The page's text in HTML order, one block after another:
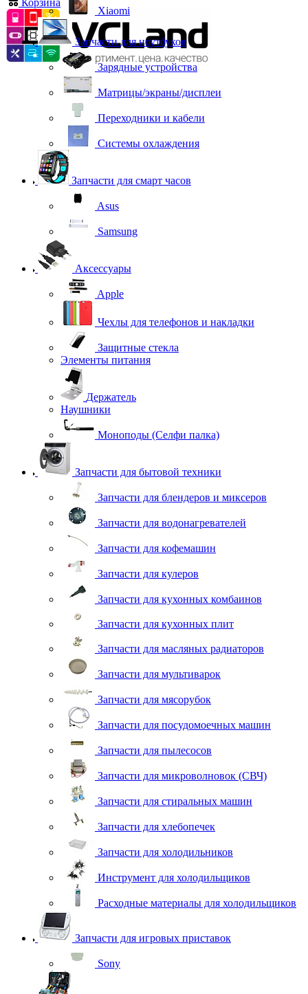
Корзина
Xiaomi
Запчасти для ноутбуков
Зарядные устройства
Матрицы/экраны/дисплеи
Переходники и кабели
Системы охлаждения
Запчасти для смарт часов
Asus
Samsung
Аксессуары
Apple
Чехлы для телефонов и накладки
Защитные стекла
Элементы питания
Держатель
Наушники
Моноподы (Селфи палка)
Запчасти для бытовой техники
Запчасти для блендеров и миксеров
Запчасти для водонагревателей
Запчасти для кофемашин
Запчасти для кулеров
Запчасти для кухонных комбаинов
Запчасти для кухонных плит
Запчасти для масляных радиаторов
Запчасти для мультиварок
Запчасти для мясорубок
Запчасти для посудомоечных машин
Запчасти для пылесосов
Запчасти для микроволновок (СВЧ)
Запчасти для стиральных машин
Запчасти для хлебопечек
Запчасти для холодильников
Инструмент для холодильщиков
Расходные материалы для холодильщиков
Запчасти для игровых приставок
Sony